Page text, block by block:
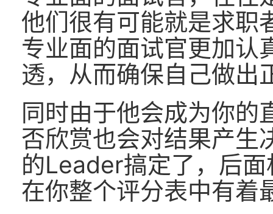
他们很有可能就是求职
专业面的面试官更加认
透，从而确保自己做出
同时由于他会成为你的
否欣赏也会对结果产生
的Leader搞定了，后
在你整个评分表中有着